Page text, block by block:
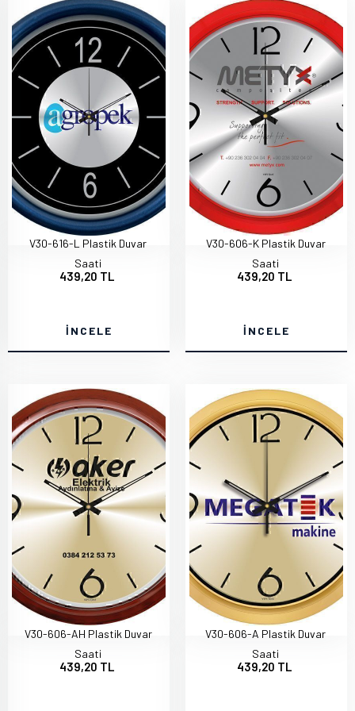
V30-616-L Plastik Duvar
Saati
439,20 TL
İNCELE
V30-606-K Plastik Duvar
Saati
439,20 TL
İNCELE
V30-606-AH Plastik Duvar
Saati
439,20 TL
V30-606-A Plastik Duvar
Saati
439,20 TL